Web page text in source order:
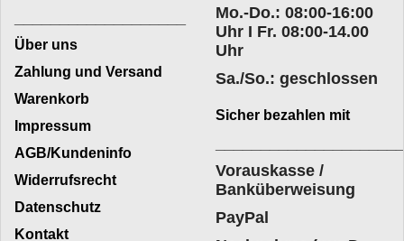
Mo.-Do.: 08:00-16:00
Uhr I Fr. 08:00-14.00
Uhr
Sa./So.: geschlossen
Über uns
Zahlung und Versand
Warenkorb
Impressum
AGB/Kundeninfo
Widerrufsrecht
Datenschutz
Kontakt
Sicher bezahlen mit
Vorauskasse /
Banküberweisung
PayPal